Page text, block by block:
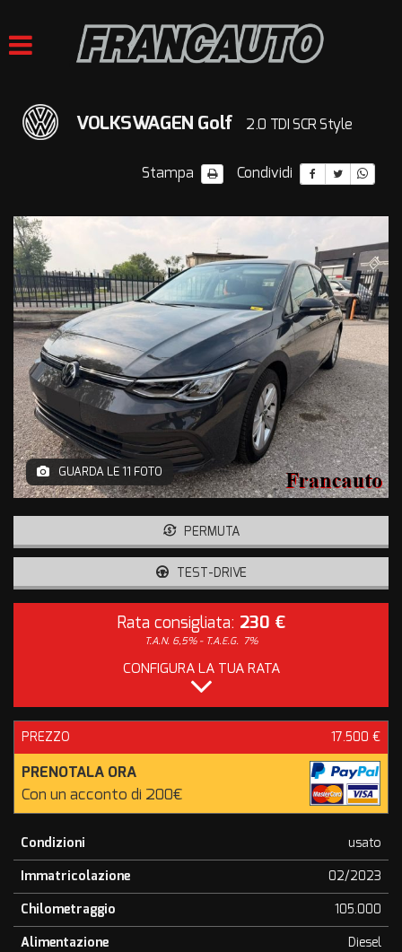
ACQUISTIAMO USATO
ASSISTENZA
CONTATTI
VOLKSWAGEN Golf 2.0 TDI SCR Style
Stampa Condividi
GUARDA LE 11 FOTO
PERMUTA
TEST-DRIVE
Rata consigliata: 230 €
T.A.N. 6,5% - T.A.E.G. 7%
CONFIGURA LA TUA RATA
PREZZO 17.500 €
PRENOTALA ORA
Con un acconto di 200€
Condizioni
usato
Immatricolazione
02/2023
Chilometraggio
105.000
Alimentazione
Diesel